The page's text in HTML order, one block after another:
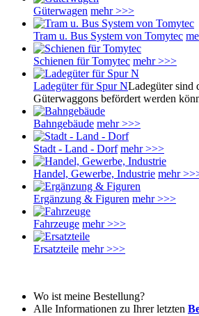
Güterwagen mehr >>>
Tram u. Bus System von Tomytec
Schienen für Tomytec mehr >>>
Ladegüter für Spur NLadegüter sind
Güterwaggons befördert werden
Bahngebäude mehr >>>
Stadt - Land - Dorf mehr >>>
Handel, Gewerbe, Industrie mehr
Ergänzung & Figuren mehr >>>
Fahrzeuge mehr >>>
Ersatzteile mehr >>>
Wo ist meine Bestellung?
Alle Informationen zu Ihrer letzten